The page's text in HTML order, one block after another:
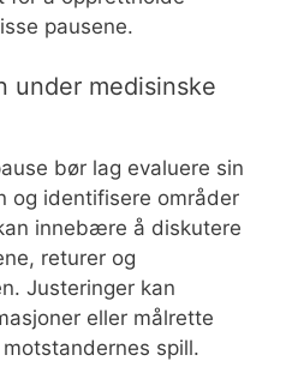
pausene.
under medisinske
bør lag evaluere sin
og identifisere områder
innebære å diskutere
returer og
Justeringer kan
eller målrette
spill.